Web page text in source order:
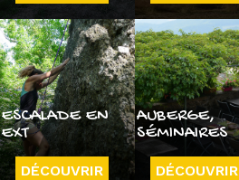
ESCALADE EN
EXT
DÉCOUVRIR
AUBERGE,
SÉMINAIRES
DÉCOUVRIR